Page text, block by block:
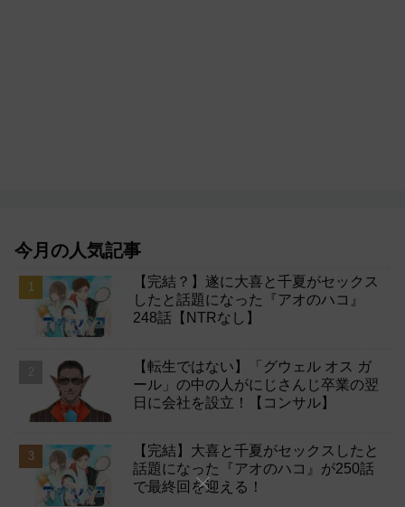
今月の人気記事
【完結？】遂に大喜と千夏がセックス
したと話題になった『アオのハコ』
248話【NTRなし】
【転生ではない】「グウェル オス ガ
ール」の中の人がにじさんじ卒業の翌
日に会社を設立！【コンサル】
【完結】大喜と千夏がセックスしたと
話題になった『アオのハコ』が250話
で最終回を迎える！